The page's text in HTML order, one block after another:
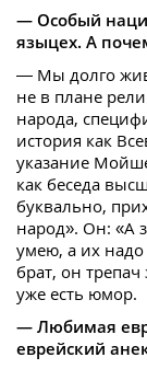
— Особый
языцех. А
— Мы долго
не в плане
народа,
история как
указание
как беседа
буквально,
народ». Он: «А
умею, а их надо
брат, он
уже есть юмор.
— Любимая
еврейский